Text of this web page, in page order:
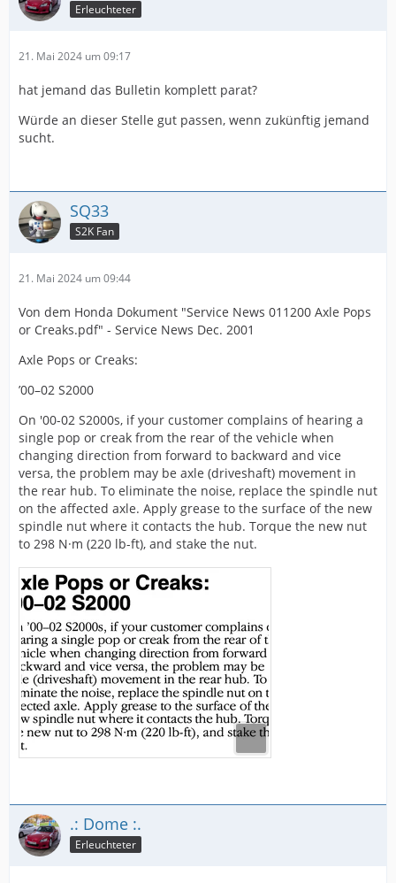
Erleuchteter
21. Mai 2024 um 09:17
hat jemand das Bulletin komplett parat?
Würde an dieser Stelle gut passen, wenn zukünftig jemand
sucht.
SQ33
S2K Fan
21. Mai 2024 um 09:44
Von dem Honda Dokument "Service News 011200 Axle Pops
or Creaks.pdf" - Service News Dec. 2001
Axle Pops or Creaks:
’00–02 S2000
On '00-02 S2000s, if your customer complains of hearing a
single pop or creak from the rear of the vehicle when
changing direction from forward to backward and vice
versa, the problem may be axle (driveshaft) movement in
the rear hub. To eliminate the noise, replace the spindle nut
on the affected axle. Apply grease to the surface of the new
spindle nut where it contacts the hub. Torque the new nut
to 298 N·m (220 lb-ft), and stake the nut.
.: Dome :.
Erleuchteter